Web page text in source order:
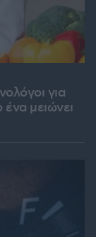
για
μειώνει